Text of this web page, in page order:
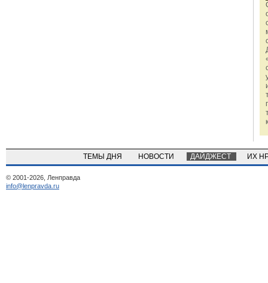
ТЕМЫ ДНЯ НОВОСТИ ДАЙДЖЕСТ ИХ
© 2001-2026, Ленправда
info@lenpravda.ru